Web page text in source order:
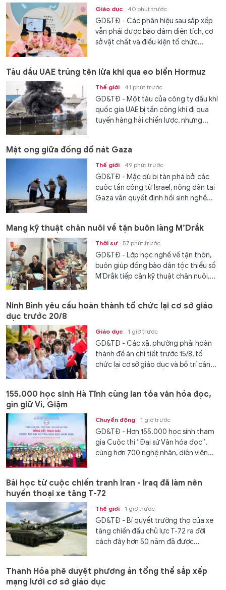
Giáo dục 40 phút trước
GD&TĐ - Các phân hiệu sau sắp xếp
vẫn phải được bảo đảm diện tích, cơ
sở vật chất và điều kiện tổ chức...
Tàu dầu UAE trúng tên lửa khi qua eo biển Hormuz
Thế giới 41 phút trước
GD&TĐ - Một tàu của công ty dầu khí
quốc gia UAE bị tấn công khi đi qua
tuyến hàng hải chiến lược, nhưng...
Mật ong giữa đống đổ nát Gaza
Thế giới 49 phút trước
GD&TĐ - Mặc dù bị tàn phá bởi các
cuộc tấn công từ Israel, nông dân tại
Gaza vẫn quyết định hồi sinh nghề...
Mang kỹ thuật chăn nuôi về tận buôn làng M’Drắk
Thời sự 57 phút trước
GD&TĐ - Lớp học nghề về tận thôn,
buôn giúp đồng bào dân tộc thiểu số
M’Drắk tiếp cận kỹ thuật chăn nuôi,...
Ninh Bình yêu cầu hoàn thành tổ chức lại cơ sở giáo
dục trước 20/8
Giáo dục 1 giờ trước
GD&TĐ - Các xã, phường phải hoàn
thành đề án chi tiết trước 15/8, tổ
chức lại cơ sở giáo dục và bố trí cán...
155.000 học sinh Hà Tĩnh cùng lan tỏa văn hóa đọc,
gìn giữ Ví, Giặm
Chuyển động 1 giờ trước
GD&TĐ - Hơn 155.000 học sinh tham
gia Cuộc thi “Đại sứ Văn hóa đọc”,
cùng hơn 700 nghệ nhân, diễn viên...
Bài học từ cuộc chiến tranh Iran - Iraq đã làm nên
huyền thoại xe tăng T-72
Thế giới 1 giờ trước
GD&TĐ - Bí quyết trường thọ của xe
tăng chiến đấu chủ lực T-72 ra đời
cách đây hơn 50 năm đã được...
Thanh Hóa phê duyệt phương án tổng thể sắp xếp
mạng lưới cơ sở giáo dục